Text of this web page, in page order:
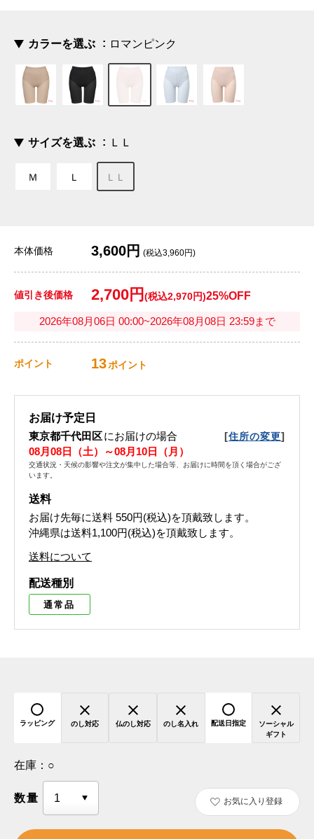
カラーを選ぶ ロマンピンク
サイズを選ぶ ＬＬ
Ｍ Ｌ ＬＬ
本体価格 3,600円 (税込3,960円)
値引き後価格 2,700円 (税込2,970円)25%OFF
2026年08月06日 00:00~2026年08月08日 23:59まで
ポイント 13ポイント
お届け予定日
東京都千代田区にお届けの場合 [住所の変更]
08月08日（土）～08月10日（月）
交通状況・天候の影響や注文が集中した場合等、お届けに時間を頂く場合がござ
います。
送料
お届け先毎に送料 550円(税込)を頂戴致します。
沖縄県は送料1,100円(税込)を頂戴致します。
送料について
配送種別
通常品
ラッピング のし対応 仏のし対応 のし名入れ 配送日指定
ソーシャル
ギフト
在庫： ○
数量 お気に入り登録